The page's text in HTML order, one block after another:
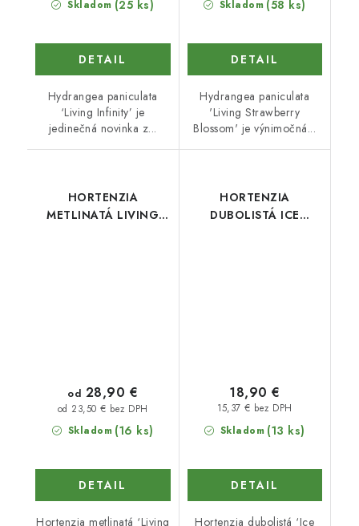
Skladom (25 ks)
DETAIL
Hydrangea paniculata
‘Living Infinity’ je
jedinečná novinka z...
Skladom (58 ks)
DETAIL
Hydrangea paniculata
'Living Strawberry
Blossom' je výnimočná...
HORTENZIA
METLINATÁ LIVING
Skladom (16 ks)
od 23,50 € bez DPH
od 28,90 €
DETAIL
Hortenzia metlinatá ‘Living
HORTENZIA
DUBOLISTÁ ICE
Skladom (13 ks)
15,37 € bez DPH
18,90 €
DETAIL
Hortenzia dubolistá ‘Ice